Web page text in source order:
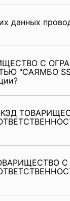
данных
С
"САЯМБО
С